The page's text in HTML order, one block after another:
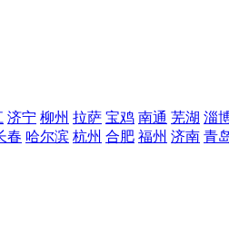
济宁 柳州 拉萨 宝鸡 南通 芜湖 淄
春 哈尔滨 杭州 合肥 福州 济南 青